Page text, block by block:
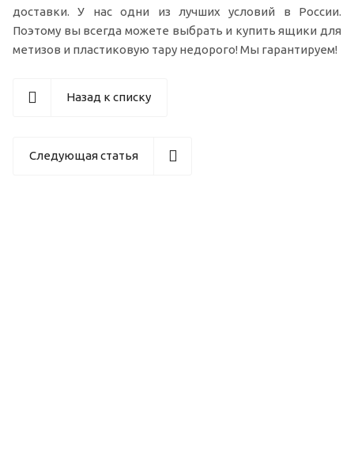
доставки. У нас одни из лучших условий в России.
Поэтому вы всегда можете выбрать и купить ящики для
метизов и пластиковую тару недорого! Мы гарантируем!
Назад к списку
Следующая статья